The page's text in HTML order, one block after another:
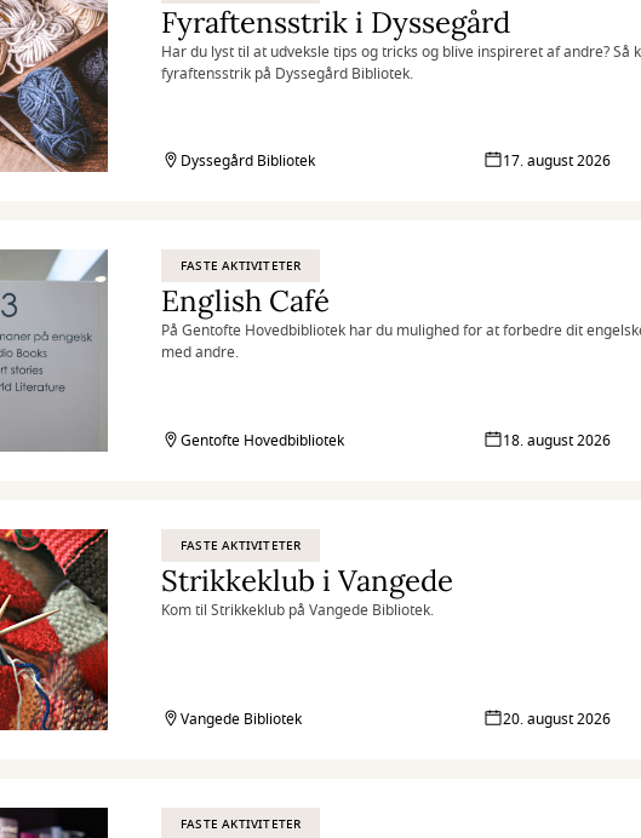
Fyraftensstrik i Dyssegård
Har du lyst til at udveksle tips og tricks og blive inspireret af andre? Så
fyraftensstrik på Dyssegård Bibliotek.
Dyssegård Bibliotek 17. august 2026
FASTE AKTIVITETER
English Café
På Gentofte Hovedbibliotek har du mulighed for at forbedre dit
med andre.
Gentofte Hovedbibliotek 18. august 2026
FASTE AKTIVITETER
Strikkeklub i Vangede
Kom til Strikkeklub på Vangede Bibliotek.
Vangede Bibliotek 20. august 2026
FASTE AKTIVITETER